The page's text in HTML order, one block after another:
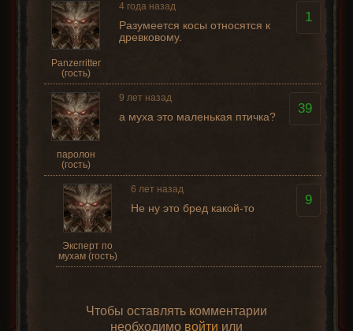
Panzerritter
(гость)
1
4 года назад
Разумеется косы относятся к
древковому.
паролон
(гость)
39
9 лет назад
а муха это маленькая птичка?
Эксперт по
мухам (гость)
9
6 лет назад
Не ну это бред какой-то
Чтобы оставлять комментарии
необходимо войти или